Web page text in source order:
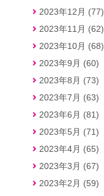
2023年12月 (77)
2023年11月 (62)
2023年10月 (68)
2023年9月 (60)
2023年8月 (73)
2023年7月 (63)
2023年6月 (81)
2023年5月 (71)
2023年4月 (65)
2023年3月 (67)
2023年2月 (59)